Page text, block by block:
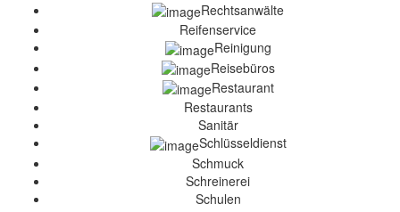
Rechtsanwälte
Reifenservice
Reinigung
Reisebüros
Restaurant
Restaurants
Sanitär
Schlüsseldienst
Schmuck
Schreinerei
Schulen